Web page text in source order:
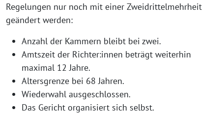
Regelungen nur noch mit einer Zweidrittelmehrheit
geändert werden:
Anzahl der Kammern bleibt bei zwei.
Amtszeit der Richter:innen beträgt weiterhin
maximal 12 Jahre.
Altersgrenze bei 68 Jahren.
Wiederwahl ausgeschlossen.
Das Gericht organisiert sich selbst.